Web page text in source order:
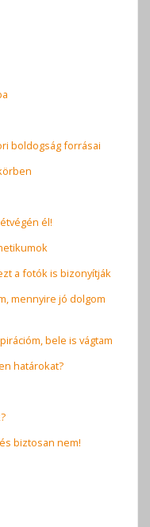
boldogság forrásai
él!
a fotók is bizonyítják
mennyire jó dolgom
bele is vágtam
határokat?
biztosan nem!